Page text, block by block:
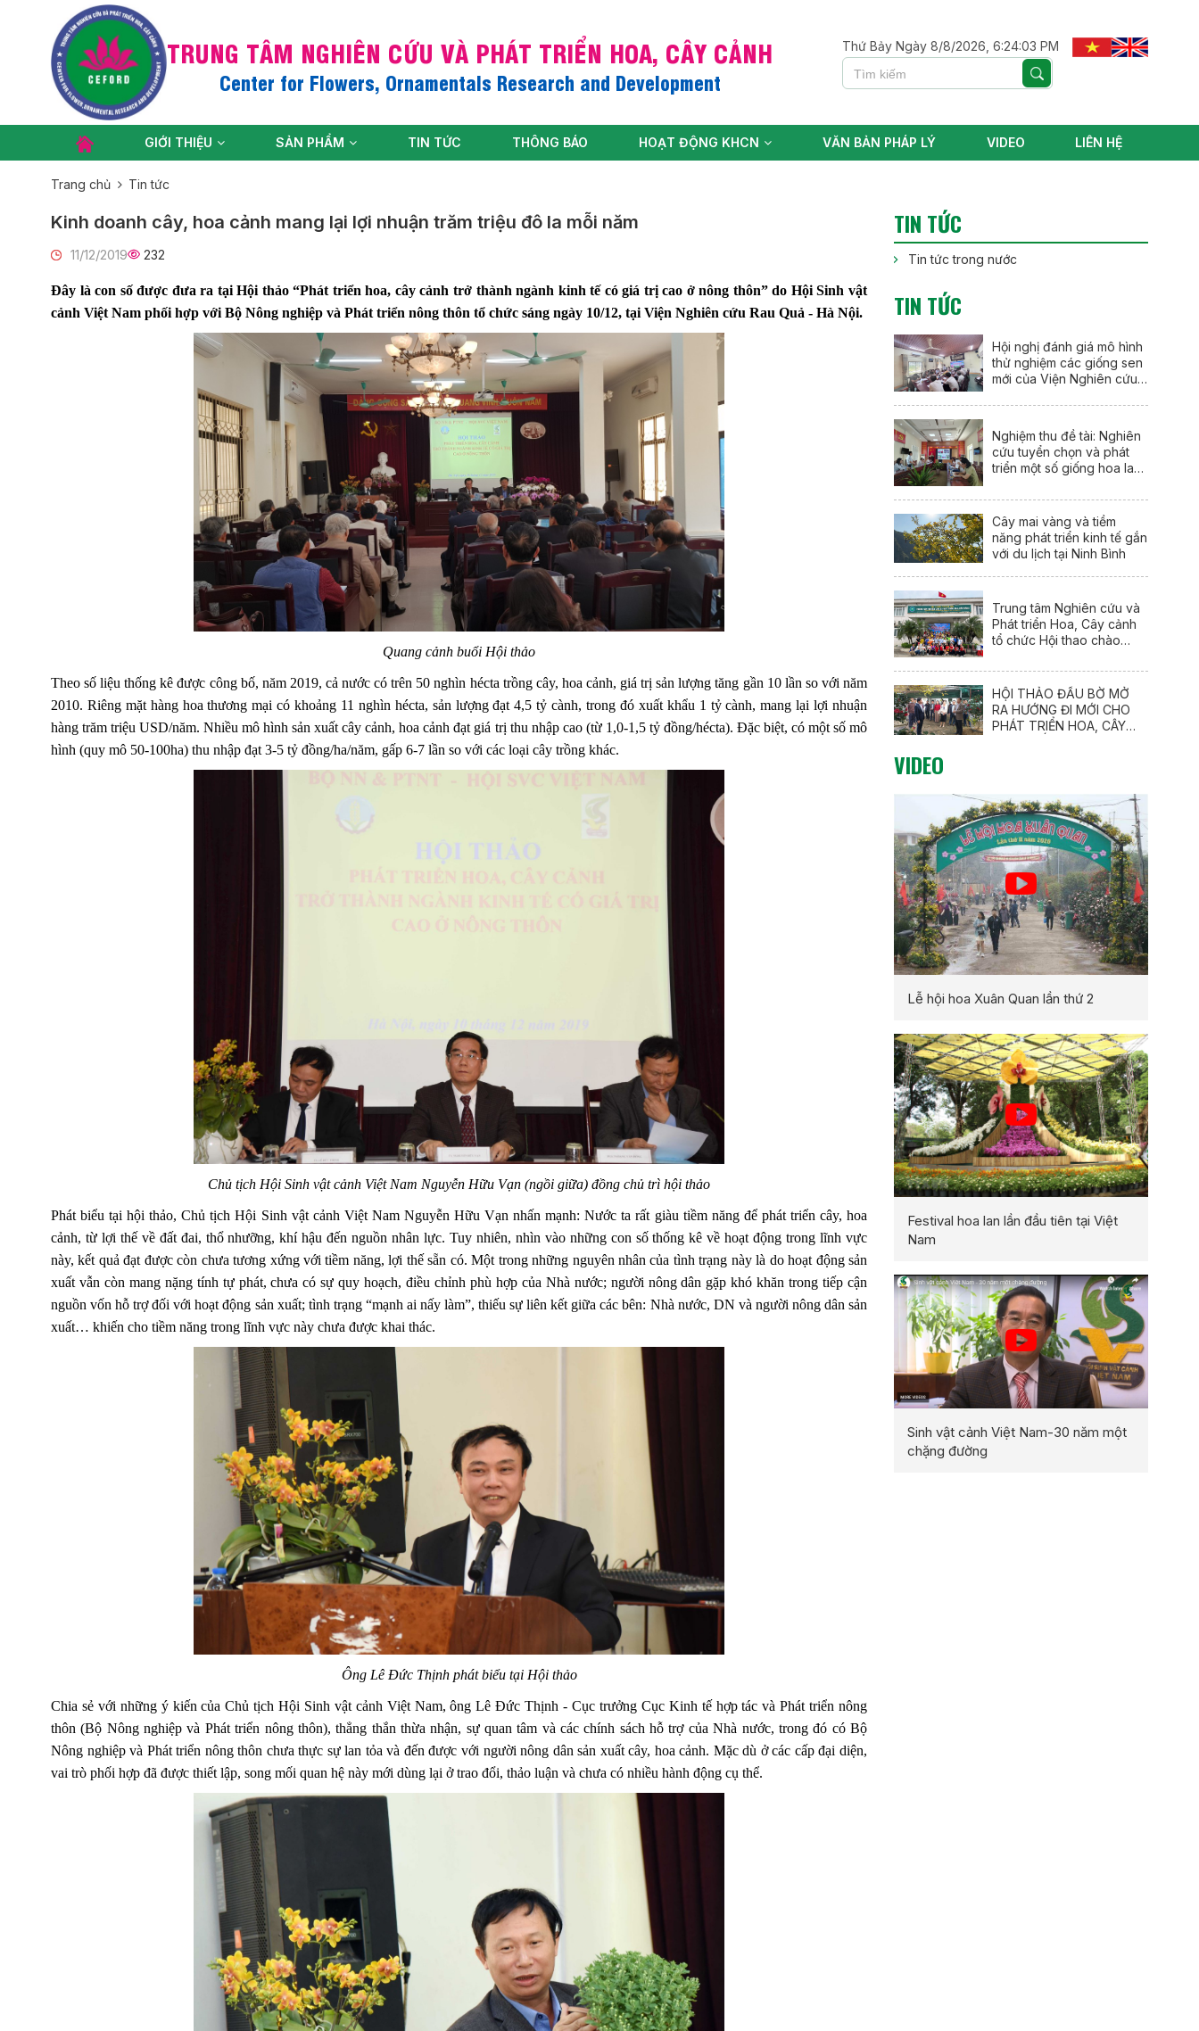
TRUNG TÂM NGHIÊN CỨU VÀ PHÁT TRIỂN HOA, CÂY CẢNH
Center for Flowers, Ornamentals Research and Development
Thứ Bảy Ngày 8/8/2026, 6:24:05 PM
GIỚI THIỆU SẢN PHẨM TIN TỨC THÔNG BÁO HOẠT ĐỘNG KHCN VĂN BẢN PHÁP LÝ VIDEO LIÊN HỆ
Trang chủ Tin tức
Kinh doanh cây, hoa cảnh mang lại lợi nhuận trăm triệu đô la mỗi năm
11/12/2019 232
Đây là con số được đưa ra tại Hội thảo “Phát triển hoa, cây cảnh trở thành ngành kinh tế có giá trị cao ở nông thôn” do Hội Sinh vật
cảnh Việt Nam phối hợp với Bộ Nông nghiệp và Phát triển nông thôn tổ chức sáng ngày 10/12, tại Viện Nghiên cứu Rau Quả - Hà Nội.
Quang cảnh buổi Hội thảo
Theo số liệu thống kê được công bố, năm 2019, cả nước có trên 50 nghìn hécta trồng cây, hoa cảnh, giá trị sản lượng tăng gần 10 lần so với năm
2010. Riêng mặt hàng hoa thương mại có khoảng 11 nghìn hécta, sản lượng đạt 4,5 tỷ cành, trong đó xuất khẩu 1 tỷ cành, mang lại lợi nhuận
hàng trăm triệu USD/năm. Nhiều mô hình sản xuất cây cảnh, hoa cảnh đạt giá trị thu nhập cao (từ 1,0-1,5 tỷ đồng/hécta). Đặc biệt, có một số mô
hình (quy mô 50-100ha) thu nhập đạt 3-5 tỷ đồng/ha/năm, gấp 6-7 lần so với các loại cây trồng khác.
Chủ tịch Hội Sinh vật cảnh Việt Nam Nguyễn Hữu Vạn (ngồi giữa) đồng chủ trì hội thảo
Phát biểu tại hội thảo, Chủ tịch Hội Sinh vật cảnh Việt Nam Nguyễn Hữu Vạn nhấn mạnh: Nước ta rất giàu tiềm năng để phát triển cây, hoa
cảnh, từ lợi thế về đất đai, thổ nhưỡng, khí hậu đến nguồn nhân lực. Tuy nhiên, nhìn vào những con số thống kê về hoạt động trong lĩnh vực
này, kết quả đạt được còn chưa tương xứng với tiềm năng, lợi thế sẵn có. Một trong những nguyên nhân của tình trạng này là do hoạt động sản
xuất vẫn còn mang nặng tính tự phát, chưa có sự quy hoạch, điều chỉnh phù hợp của Nhà nước; người nông dân gặp khó khăn trong tiếp cận
nguồn vốn hỗ trợ đối với hoạt động sản xuất; tình trạng “mạnh ai nấy làm”, thiếu sự liên kết giữa các bên: Nhà nước, DN và người nông dân sản
xuất… khiến cho tiềm năng trong lĩnh vực này chưa được khai thác.
Ông Lê Đức Thịnh phát biểu tại Hội thảo
Chia sẻ với những ý kiến của Chủ tịch Hội Sinh vật cảnh Việt Nam, ông Lê Đức Thịnh - Cục trưởng Cục Kinh tế hợp tác và Phát triển nông
thôn (Bộ Nông nghiệp và Phát triển nông thôn), thẳng thắn thừa nhận, sự quan tâm và các chính sách hỗ trợ của Nhà nước, trong đó có Bộ
Nông nghiệp và Phát triển nông thôn chưa thực sự lan tỏa và đến được với người nông dân sản xuất cây, hoa cảnh. Mặc dù ở các cấp đại diện,
vai trò phối hợp đã được thiết lập, song mối quan hệ này mới dùng lại ở trao đổi, thảo luận và chưa có nhiều hành động cụ thể.
TIN TỨC
Tin tức trong nước
TIN TỨC
Hội nghị đánh giá mô hình
thử nghiệm các giống sen
mới của Viện Nghiên cứu
Nghiệm thu đề tài: Nghiên
cứu tuyển chọn và phát
triển một số giống hoa lay
communis L.) tại Nam Định
Cây mai vàng và tiềm
năng phát triển kinh tế gắn
với du lịch tại Ninh Bình
Trung tâm Nghiên cứu và
Phát triển Hoa, Cây cảnh
tổ chức Hội thao chào
lập Đoàn TNCS Hồ Chí
Minh (26/3/1931 –
26/3/2026)
HỘI THẢO ĐẦU BỜ MỞ
RA HƯỚNG ĐI MỚI CHO
PHÁT TRIỂN HOA, CÂY
VIDEO
Lễ hội hoa Xuân Quan lần thứ 2
Festival hoa lan lần đầu tiên tại Việt
Nam
Sinh vật cảnh Việt Nam-30 năm một
chặng đường